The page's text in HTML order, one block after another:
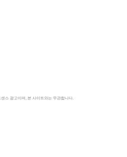
스 광고이며, 본 사이트와는 무관합니다.